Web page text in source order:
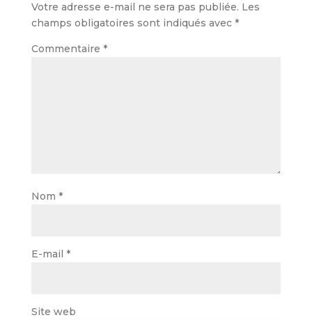
Votre adresse e-mail ne sera pas publiée. Les
champs obligatoires sont indiqués avec *
Commentaire *
Nom *
E-mail *
Site web